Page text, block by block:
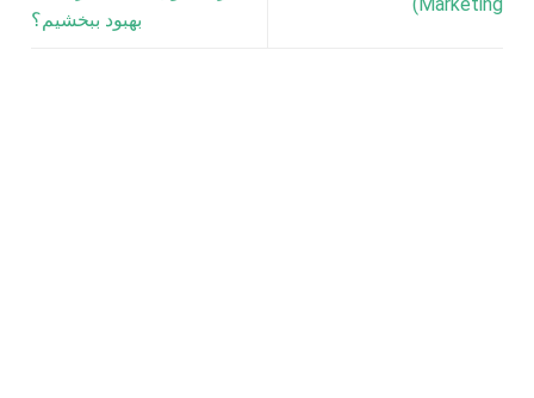
بهبود ببخشیم؟